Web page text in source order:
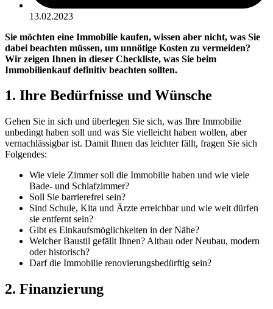
13.02.2023
Sie möchten eine Immobilie kaufen, wissen aber nicht, was Sie
dabei beachten müssen, um unnötige Kosten zu vermeiden?
Wir zeigen Ihnen in dieser Checkliste, was Sie beim
Immobilienkauf definitiv beachten sollten.
1. Ihre Bedürfnisse und Wünsche
Gehen Sie in sich und überlegen Sie sich, was Ihre Immobilie
unbedingt haben soll und was Sie vielleicht haben wollen, aber
vernachlässigbar ist. Damit Ihnen das leichter fällt, fragen Sie sich
Folgendes:
Wie viele Zimmer soll die Immobilie haben und wie viele
Bade- und Schlafzimmer?
Soll Sie barrierefrei sein?
Sind Schule, Kita und Ärzte erreichbar und wie weit dürfen
sie entfernt sein?
Gibt es Einkaufsmöglichkeiten in der Nähe?
Welcher Baustil gefällt Ihnen? Altbau oder Neubau, modern
oder historisch?
Darf die Immobilie renovierungsbedürftig sein?
2. Finanzierung